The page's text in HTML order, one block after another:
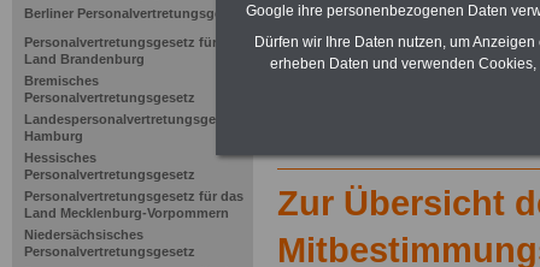
Berliner Personalvertretungsgesetz
Personalvertretungsgesetz für das
Land Brandenburg
Bremisches
Personalvertretungsgesetz
Landespersonalvertretungsgesetz
Hamburg
Hessisches
Personalvertretungsgesetz
Personalvertretungsgesetz für das
Land Mecklenburg-Vorpommern
Niedersächsisches
Personalvertretungsgesetz
Zur Übersicht
Google ihre personenbezogenen Daten
Dürfen wir Ihre Daten nutzen, um
erheben Daten und verwenden